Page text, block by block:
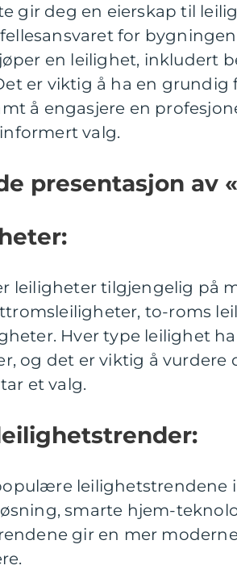
gir deg en eierskap til
for
en leilighet, inkludert
er viktig å ha en grundig
å engasjere en
valg.
presentasjon av
leiligheter tilgjengelig på
to-roms
Hver type leilighet
og det er viktig å vurdere
et valg.
leilighetstrendene
smarte hjem-
gir en mer